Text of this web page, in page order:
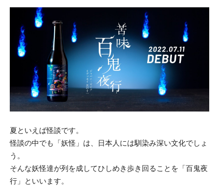
夏といえば怪談です。
怪談の中でも「妖怪」は、日本人には馴染み深い文化でしょ
う。
そんな妖怪達が列を成してひしめき歩き回ることを「百鬼夜
行」といいます。